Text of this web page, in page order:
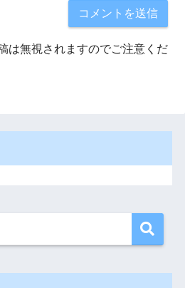
は無視されますのでご注意くだ